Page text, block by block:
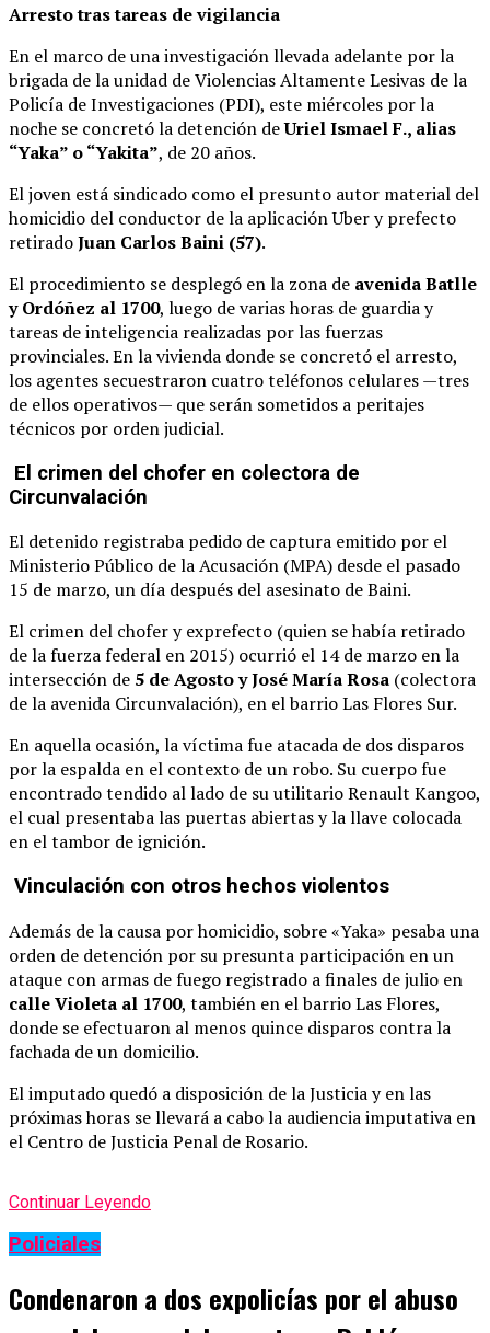
Arresto tras tareas de vigilancia
En el marco de una investigación llevada adelante por la
brigada de la unidad de Violencias Altamente Lesivas de la
Policía de Investigaciones (PDI), este miércoles por la
noche se concretó la detención deUriel Ismael F., alias
“Yaka” o “Yakita”, de 20 años.
El joven está sindicado como el presunto autor material del
homicidio del conductor de la aplicación Uber y prefecto
retiradoJuan Carlos Baini (57).
El procedimiento se desplegó en la zona de avenida Batlle
y Ordóñez al 1700, luego de varias horas de guardia y
tareas de inteligencia realizadas por las fuerzas
provinciales. En la vivienda donde se concretó el arresto,
los agentes secuestraron cuatro teléfonos celulares —tres
de ellos operativos— que serán sometidos a peritajes
técnicos por orden judicial.
El crimen del chofer en colectora de
Circunvalación
El detenido registraba pedido de captura emitido por el
Ministerio Público de la Acusación (MPA) desde el pasado
15 de marzo, un día después del asesinato de Baini.
El crimen del chofer y exprefecto (quien se había retirado
de la fuerza federal en 2015) ocurrió el 14 de marzo en la
intersección de 5 de Agosto y José María Rosa (colectora
de la avenida Circunvalación), en el barrio Las Flores Sur.
En aquella ocasión, la víctima fue atacada de dos disparos
por la espalda en el contexto de un robo. Su cuerpo fue
encontrado tendido al lado de su utilitario Renault Kangoo,
el cual presentaba las puertas abiertas y la llave colocada
en el tambor de ignición.
Vinculación con otros hechos violentos
Además de la causa por homicidio, sobre «Yaka» pesaba una
orden de detención por su presunta participación en un
ataque con armas de fuego registrado a finales de julio en
calle Violeta al 1700, también en el barrio Las Flores,
donde se efectuaron al menos quince disparos contra la
fachada de un domicilio.
El imputado quedó a disposición de la Justicia y en las
próximas horas se llevará a cabo la audiencia imputativa en
el Centro de Justicia Penal de Rosario.
Continuar Leyendo
Policiales
Condenaron a dos expolicías por el abuso